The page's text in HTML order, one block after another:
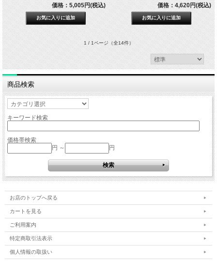
価格：5,005円(税込) 価格：4,620円(税込)
1 / 1ページ（全14件）
商品検索
キーワード検索
価格帯検索
円 ～
円
お店のトップへ戻る
カートを見る
ご利用案内
特定商取引法表示
個人情報の取扱い